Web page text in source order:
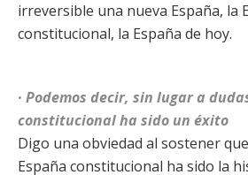
irreversible una nueva España, la
constitucional, la España de hoy.
· Podemos decir, sin lugar a
constitucional ha sido un éxito
Digo una obviedad al sostener
España constitucional ha sido la